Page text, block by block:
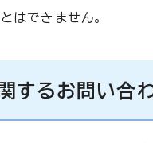
はできません。
するお問い合